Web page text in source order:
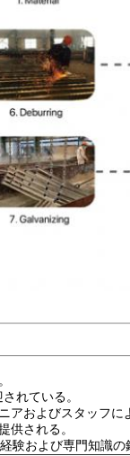
れている。
およびスタッフに
供される。
および専門知識